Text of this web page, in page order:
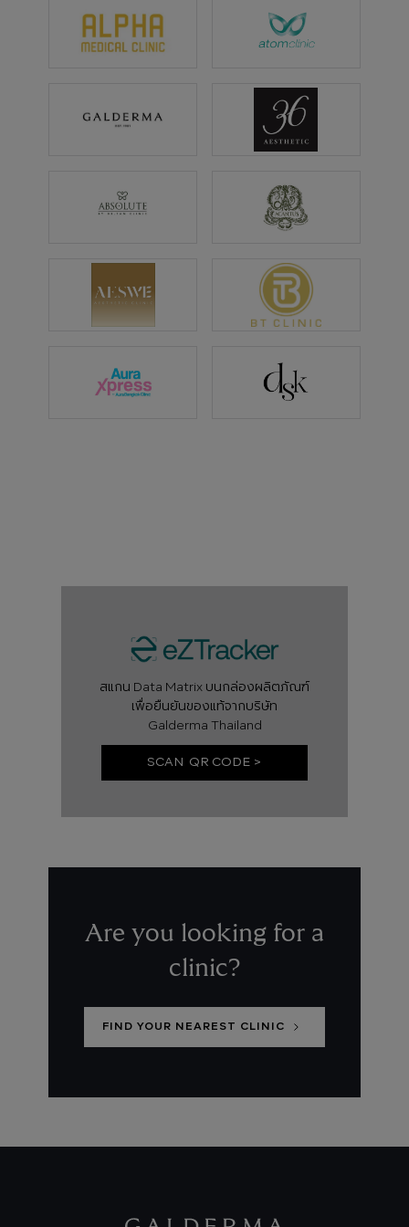
สแกน Data Matrix บนกล่องผลิตภัณฑ์
เพื่อยืนยันของแท้จากบริษัท
Galderma Thailand
SCAN QR CODE >
Are you looking for a
clinic?
FIND YOUR NEAREST CLINIC